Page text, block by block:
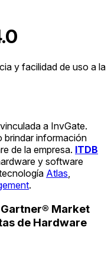
y facilidad de uso a la
a InvGate.
brindar información
de la empresa. ITDB
y software
Atlas
.
Market
de Hardware